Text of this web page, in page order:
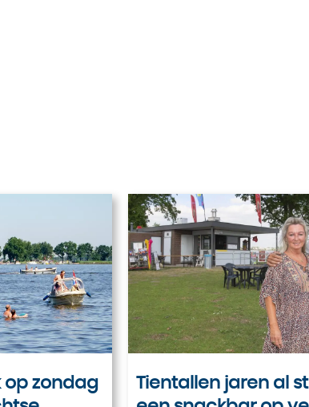
op zondag
Tientallen jaren al